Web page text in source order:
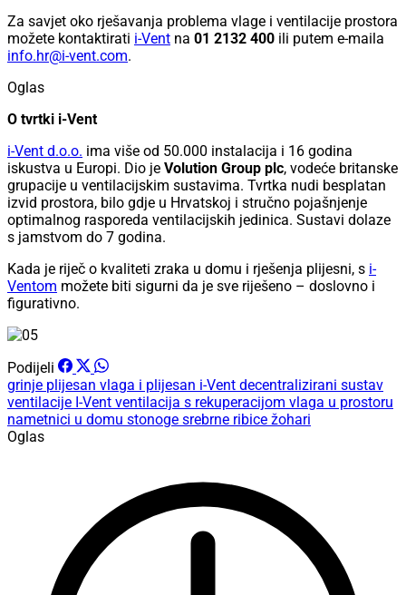
Za savjet oko rješavanja problema vlage i ventilacije prostora
možete kontaktirati i-Vent na 01 2132 400 ili putem e-maila
info.hr@i-vent.com.
Oglas
O tvrtki i-Vent
i-Vent d.o.o. ima više od 50.000 instalacija i 16 godina
iskustva u Europi. Dio je Volution Group plc, vodeće britanske
grupacije u ventilacijskim sustavima. Tvrtka nudi besplatan
izvid prostora, bilo gdje u Hrvatskoj i stručno pojašnjenje
optimalnog rasporeda ventilacijskih jedinica. Sustavi dolaze
s jamstvom do 7 godina.
Kada je riječ o kvaliteti zraka u domu i rješenja plijesni, s i-
Ventom možete biti sigurni da je sve riješeno – doslovno i
figurativno.
Podijeli
grinje plijesan vlaga i plijesan i-Vent decentralizirani sustav
ventilacije I-Vent ventilacija s rekuperacijom vlaga u prostoru
nametnici u domu stonoge srebrne ribice žohari
Oglas